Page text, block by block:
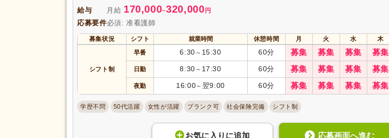
給与 月給 170,000~320,000 円
応募要件必須: 准看護師
募集状況 シフト 就業時間 休憩時間 月 火 水 木
シフト制
早番 6:30 ～ 15:30 60分 募集 募集 募集 募集
日勤 8:30 ～ 17:30 60分 募集 募集 募集 募集
夜勤 16:00～ 翌9:00 60分 募集 募集 募集 募集
学歴不問 50代活躍 女性が活躍 ブランク可 社会保険完備 シフト制
お気に入り に追加 応募画面へ進む